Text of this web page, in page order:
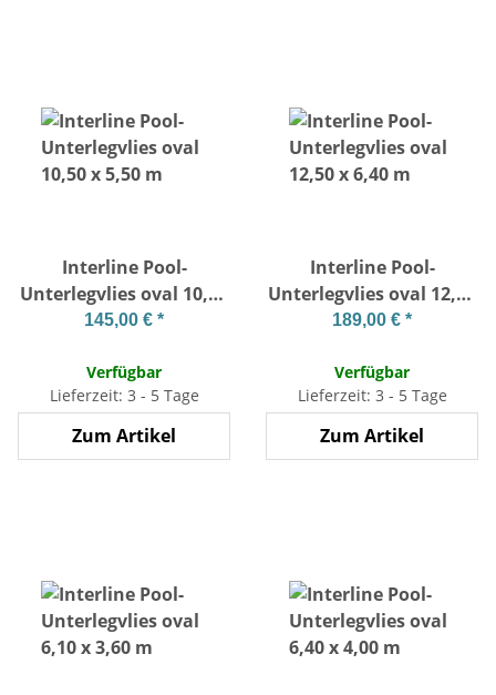
Interline Pool-
Unterlegvlies oval 10,50
x 5,50 m
145,00 € *
Verfügbar
Lieferzeit: 3 - 5 Tage
Zum Artikel
Interline Pool-
Unterlegvlies oval 12,50
x 6,40 m
189,00 € *
Verfügbar
Lieferzeit: 3 - 5 Tage
Zum Artikel